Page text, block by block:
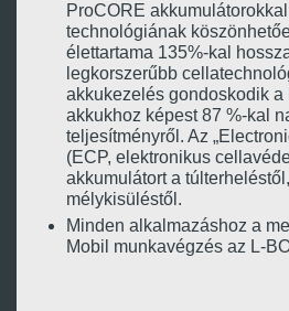
ProCORE
technológiának
élettartama 135%-kal
legkorszerűbb
akkukezelés gondoskodik a
akkukhoz képest 87 %-kal
teljesítményről. Az
(ECP, elektronikus
akkumulátort a
mélykisüléstől.
Minden alkalmazáshoz a
Mobil munkavégzés az L-